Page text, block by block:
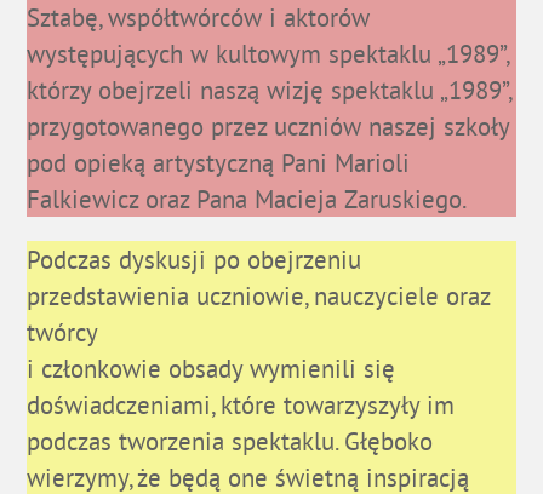
Sztabę, współtwórców i aktorów
występujących w kultowym spektaklu „1989”,
którzy obejrzeli naszą wizję spektaklu „1989”,
przygotowanego przez uczniów naszej szkoły
pod opieką artystyczną Pani Marioli
Falkiewicz oraz Pana Macieja Zaruskiego.
Podczas dyskusji po obejrzeniu
przedstawienia uczniowie, nauczyciele oraz
twórcy
i członkowie obsady wymienili się
doświadczeniami, które towarzyszyły im
podczas tworzenia spektaklu. Głęboko
wierzymy, że będą one świetną inspiracją